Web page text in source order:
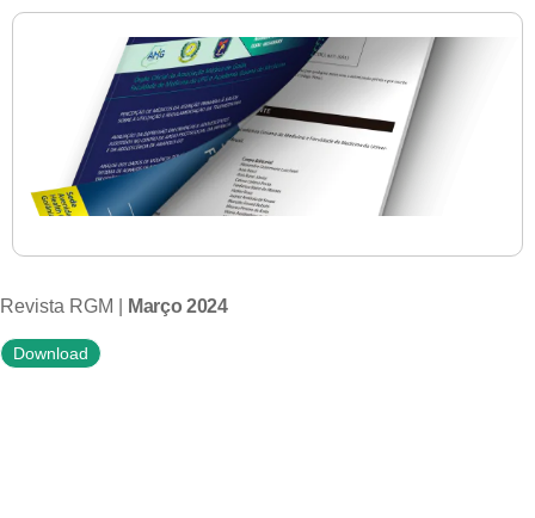
Revista RGM | Março 2024
Download